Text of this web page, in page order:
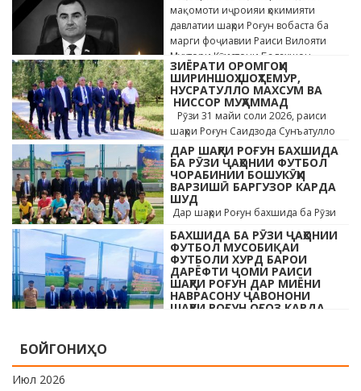
мақомоти иҷроияи ҳокимияти
давлатии шаҳри Роғун вобаста ба
марги фоҷиавии Раиси Вилояти
Мухтори Кӯҳистони Бадахшон
Алишер …
ЗИЁРАТИ ОРОМГОҲИ
ШИРИНШОҲ ШОҲТЕМУР,
НУСРАТУЛЛО МАХСУМ ВА
НИССОР МУҲАММАД
Рӯзи 31 майи соли 2026, раиси
шаҳри Роғун Саидзода Сунъатулло
бо ҳайъати кормандони дастгоҳи
раиси шаҳр ва роҳбарони мақомотҳои
…
ДАР ШАҲРИ РОҒУН БАХШИДА
БА РӮЗИ ҶАҲОНИИ ФУТБОЛ
ЧОРАБИНИИ БОШУКӮҲИ
ВАРЗИШӢ БАРГУЗОР КАРДА
ШУД
Дар шаҳри Роғун бахшида ба Рӯзи
ҷавонони Тоҷикистон ва Рӯзи
ҷаҳонии футбол бо иштироки 10
даста мусобиқаи кушоди шаҳри аз …
БАХШИДА БА РӮЗИ ҶАҲОНИИ
ФУТБОЛ МУСОБИҚАИ
ФУТБОЛИ ХУРД БАРОИ
ДАРЁФТИ ҶОМИ РАИСИ
ШАҲРИ РОҒУН ДАР МИЁНИ
НАВРАСОНУ ҶАВОНОНИ
ШАҲРИ РОҒУН ОҒОЗ КАРДА
ҷаҳонии футбол бо иштироки 10
БОЙГОНИҲО
Июл 2026